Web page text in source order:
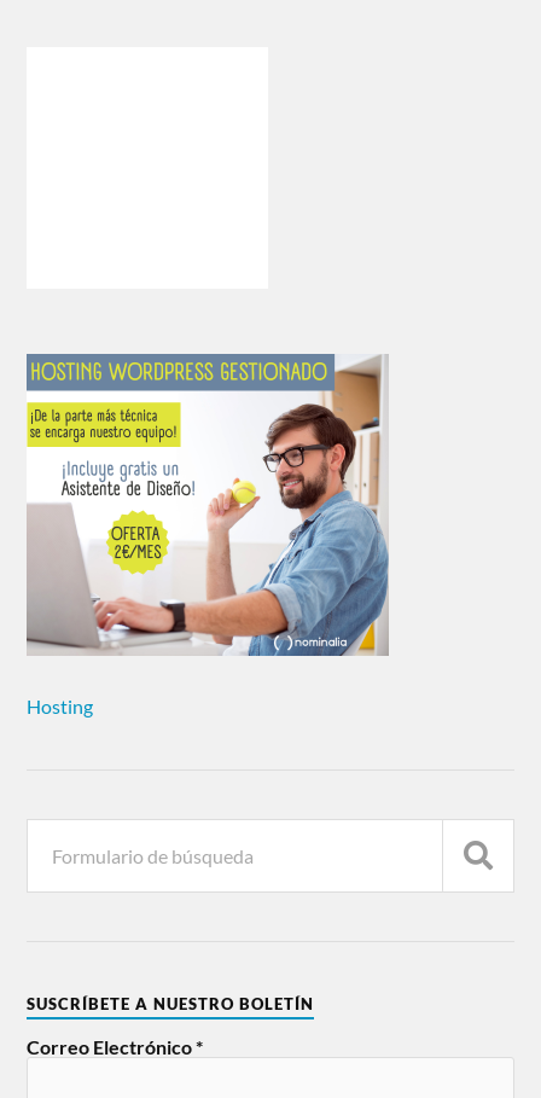
Hosting
SUSCRÍBETE A NUESTRO BOLETÍN
Correo Electrónico*